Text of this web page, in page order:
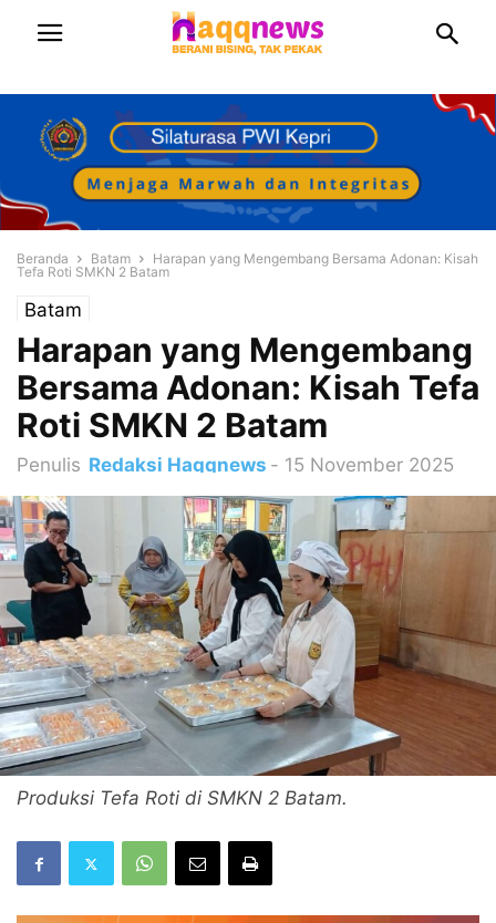
Beranda Batam
Harapan yang Mengembang Bersama Adonan: Kisah
Tefa Roti SMKN 2 Batam
Batam
Harapan yang Mengembang
Bersama Adonan: Kisah Tefa
Roti SMKN 2 Batam
Penulis Redaksi Haqqnews - 15 November 2025
Produksi Tefa Roti di SMKN 2 Batam.